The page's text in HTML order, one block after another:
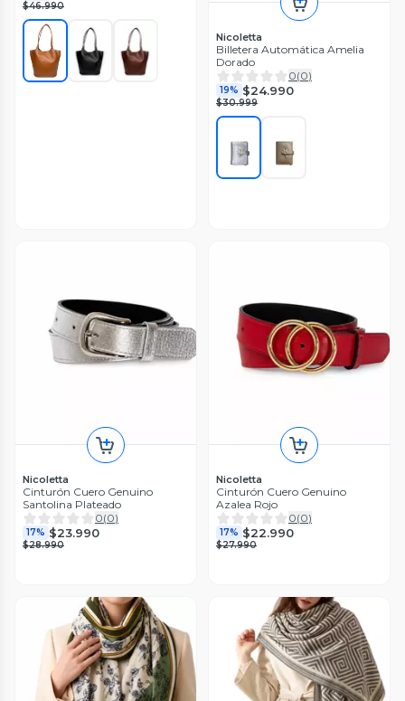
$46.990
Nicoletta
Billetera Automática Amelia
Dorado
0(0)
19% $24.990
$30.999
Nicoletta
Cinturón Cuero Genuino
Santolina Plateado
0(0)
17% $23.990
$28.990
Nicoletta
Cinturón Cuero Genuino
Azalea Rojo
0(0)
17% $22.990
$27.990